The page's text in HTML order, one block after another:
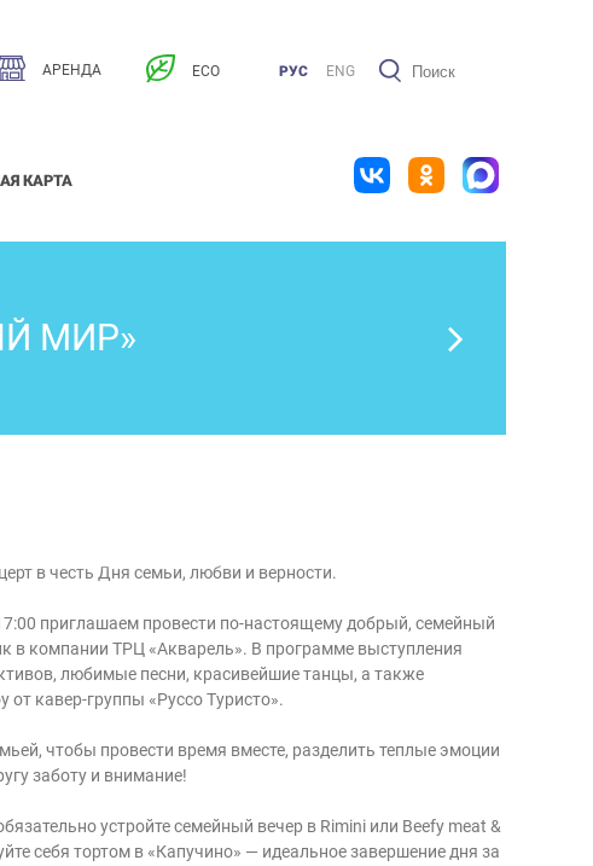
АРЕНДА ECO РУС ENG
КАРТА
МИР»
в честь Дня семьи, любви и верности.
приглашаем провести по-настоящему добрый, семейный
в компании ТРЦ «Акварель». В программе выступления
любимые песни, красивейшие танцы, а также
от кавер-группы «Руссо Туристо».
чтобы провести время вместе, разделить теплые эмоции
заботу и внимание!
устройте семейный вечер в Rimini или Beefy meat &
себя тортом в «Капучино» — идеальное завершение дня за